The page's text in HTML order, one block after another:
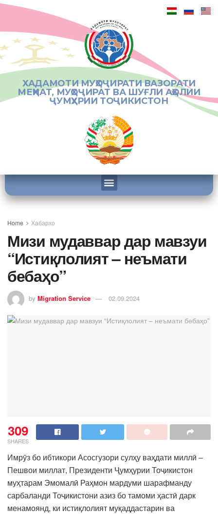
ХАДАМОТИ МУҲОҶИРАТИ ВАЗОРАТИ
МЕҲНАТ, МУҲОҶИРАТ ВА ШУҒЛИ АҲОЛИИ
ҶУМҲУРИИ ТОҶИКИСТОН
Home Хабархо
Мизи мудаввар дар мавзуи
“Истиқлолият – неъмати
бебаҳо”
by Migration Service 02.09.2024
309
SHARES
Имрӯз бо ибтикори Асосгузори сулҳу ваҳдати миллӣ –
Пешвои миллат, Президенти Ҷумҳурии Тоҷикистон
муҳтарам Эмомалӣ Раҳмон мардуми шарафманду
сарбаланди Тоҷикистони азиз бо тамоми ҳастӣ дарк
менамоянд, ки истиқлолият муқаддастарин ва